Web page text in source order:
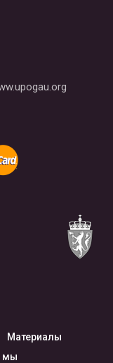
Материалы
мы